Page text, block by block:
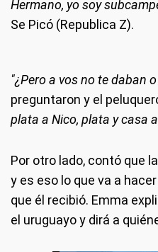
Hermano, yo soy
Se Picó (Republica Z).
"¿Pero a vos no te daban
preguntaron y el
plata a Nico, plata y casa
Por otro lado, contó que
y es eso lo que va a hacer
que él recibió. Emma
el uruguayo y dirá a